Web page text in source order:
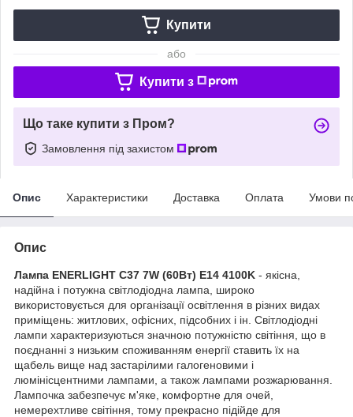
Купити
або
Купити з
Що таке купити з Пром?
Замовлення під захистом
Опис Характеристики Доставка Оплата Умови
Опис
Лампа ENERLIGHT С37 7W (60Вт) E14 4100K - якісна,
надійна і потужна світлодіодна лампа, широко
використовується для організації освітлення в різних видах
приміщень: житлових, офісних, підсобних і ін. Світлодіодні
лампи характеризуються значною потужністю світіння, що в
поєднанні з низьким споживанням енергії ставить їх на
щабель вище над застарілими галогеновими і
люмінісцентними лампами, а також лампами розжарювання.
Лампочка забезпечує м'яке, комфортне для очей,
немерехтливе світіння, тому прекрасно підійде для